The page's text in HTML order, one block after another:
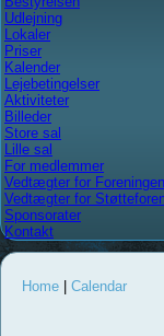
Udlejning
Lokaler
Priser
Kalender
Lejebetingelser
Aktiviteter
Billeder
Store sal
Lille sal
For medlemmer
Vedtægter for
Vedtægter for
Sponsorater
Kontakt
You are here
Home |Calendar